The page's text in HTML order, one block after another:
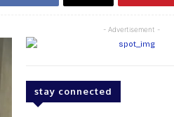
- Advertisement -
stay connected